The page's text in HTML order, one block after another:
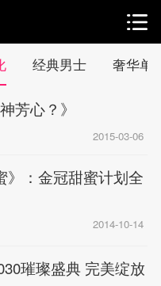
经典男士 奢华单
芳心？》
2015-03-06
》：金冠甜蜜计划全
2014-10-14
璀璨盛典 完美绽放